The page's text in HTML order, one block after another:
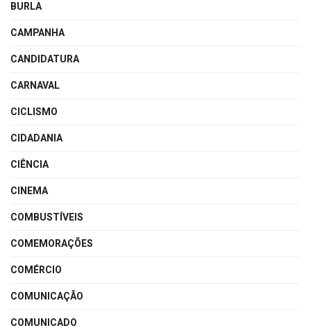
BURLA
CAMPANHA
CANDIDATURA
CARNAVAL
CICLISMO
CIDADANIA
CIÊNCIA
CINEMA
COMBUSTÍVEIS
COMEMORAÇÕES
COMÉRCIO
COMUNICAÇÃO
COMUNICADO